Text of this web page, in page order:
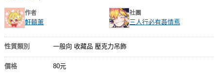
作者
軒轅薰
社團
三人行必有姦情焉
性質類別 一般向 收藏品 壓克力吊飾
價格 80元